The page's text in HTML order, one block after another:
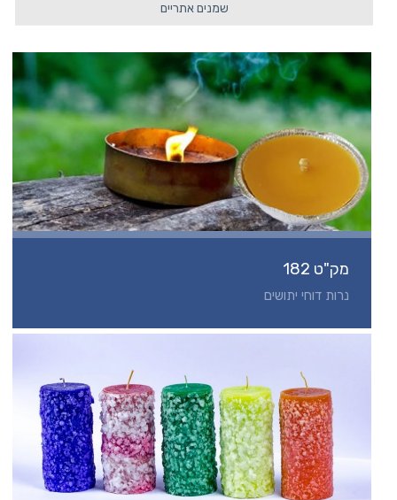
שמנים אתריים
מק"ט 182
נרות דוחי יתושים